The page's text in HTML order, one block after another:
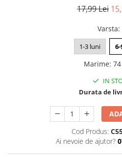
17,99 Lei
Varsta:
1-3 luni
Marime:
IN
Durata de
Cod Produs:
Ai nevoie de ajutor?